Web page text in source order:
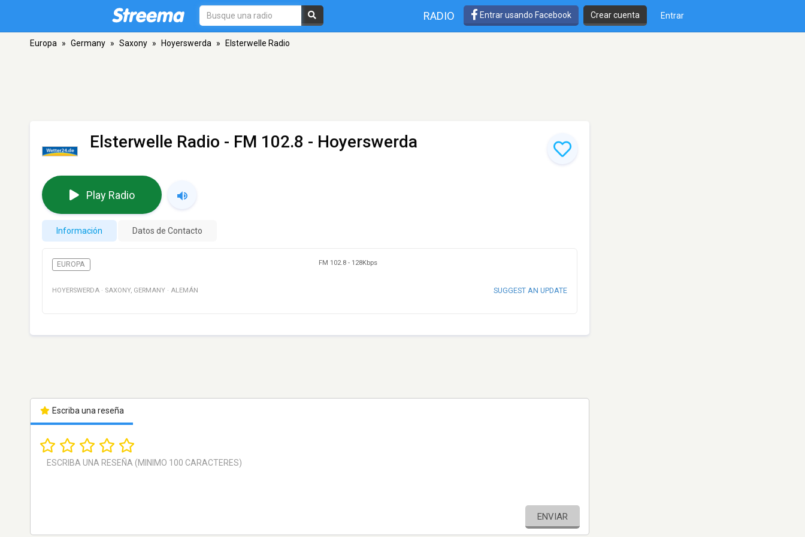
RADIO Entrar usando Facebook Crear cuenta Entrar
Europa » Germany » Saxony » Hoyerswerda » Elsterwelle Radio
Elsterwelle Radio - FM 102.8 - Hoyerswerda
Play Radio
Información Datos de Contacto
EUROPA FM 102.8 - 128Kbps
HOYERSWERDA · SAXONY, GERMANY · ALEMÁN SUGGEST AN UPDATE
Escriba una reseña
ENVIAR